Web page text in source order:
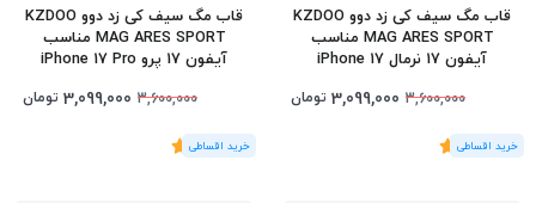
قاب مگ سیف کی زد دوو KZDOO
MAG ARES SPORT مناسب
آیفون 17 نرمال iPhone 17
3,600,000
3,099,000 تومان
(1رای)
5
قاب مگ سیف کی زد دوو KZDOO
MAG ARES SPORT مناسب
آیفون 17 پرو iPhone 17 Pro
3,600,000
3,099,000 تومان
(1رای)
5